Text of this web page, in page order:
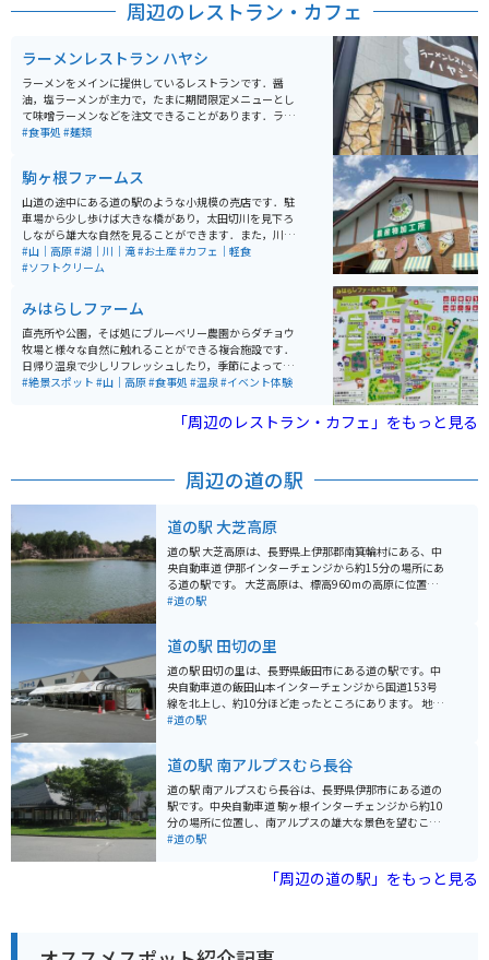
周辺のレストラン・カフェ
ラーメンレストラン ハヤシ
ラーメンをメインに提供しているレストランです．醤
油，塩ラーメンが主力で，たまに期間限定メニューとし
て味噌ラーメンなどを注文できることがあります．ラー
メン屋としては珍しく，味の濃さの調節ができます．醤
がInstagramをやっているので，リアルタイムに近いお
店の情報を得ることができます．
#食事処 #麺類
駒ヶ根ファームス
山道の途中にある道の駅のような小規模の売店です．駐
車場から少し歩けば大きな橋があり，太田切川を見下ろ
しながら雄大な自然を見ることができます．また，川に
降りることもでき，夏でも冷たい水で川遊びが楽しめま
す．川で遊んだ後のすずらんソフトクリームは絶品で
#山｜高原#湖｜川｜滝#お土産#カフェ｜軽食
#ソフトクリーム
みはらしファーム
直売所や公園，そば処にブルーベリー農園からダチョウ
牧場と様々な自然に触れることができる複合施設です．
日帰り温泉で少しリフレッシュしたり，季節によっては
果物や野菜の収穫体験ができたり，キックバイク体験コ
#絶景スポット #山｜高原#食事処 #温泉#イベント体験
「周辺のレストラン・カフェ」をもっと見る
周辺の道の駅
道の駅 大芝高原
道の駅 大芝高原は、長野県上伊那郡南箕輪村にある、中
央自動車道 伊那インターチェンジから約15分の場所にあ
る道の駅です。 大芝高原は、標高960mの高原に位置
し、雄大なアルプスの山々を望む絶景スポットとしても
休憩スポットとして最適です。 周辺には、ハイキングコ
ースやキャンプ場、美術館などもあり、自然と文化を満
喫できます。バイクで訪れる場合、伊那インターチェン
ジからビーナスラインへのアクセスも良く、ツーリング
の拠点としてもおすすめです。 地元の名産品としては、
ンでは、地元の食材を使った料理を楽しむことができま
す。
#道の駅
道の駅 田切の里
道の駅 田切の里は、長野県飯田市にある道の駅です。中
央自動車道の飯田山本インターチェンジから国道153号
線を北上し、約10分ほど走ったところにあります。 地元
の農産物が販売されている直売所があり、新鮮な野菜や
した食感が特徴です。 バイクで訪れる場合、道の駅には
広い駐車場が完備されているので安心です。また、周辺
には南アルプスの山々が連なり、絶景のツーリングコー
スとしても人気があります。道の駅 田切の里を拠点に、
自然豊かな景色を楽しみながらバイクで走ってみてはい
は、周辺の観光スポットにも足を運んでみてください。
#道の駅
道の駅 南アルプスむら長谷
道の駅 南アルプスむら長谷は、長野県伊那市にある道の
駅です。中央自動車道 駒ヶ根インターチェンジから約10
分の場所に位置し、南アルプスの雄大な景色を望むこと
ができます。 地元の新鮮な野菜や果物が並ぶ農産物直売
味わえるレストランが人気です。 また、日帰り温泉施設
「こまくさの湯」も併設されており、旅の疲れを癒すこ
安心です。ツーリングの休憩場所としても最適です。 周
#道の駅
「周辺の道の駅」をもっと見る